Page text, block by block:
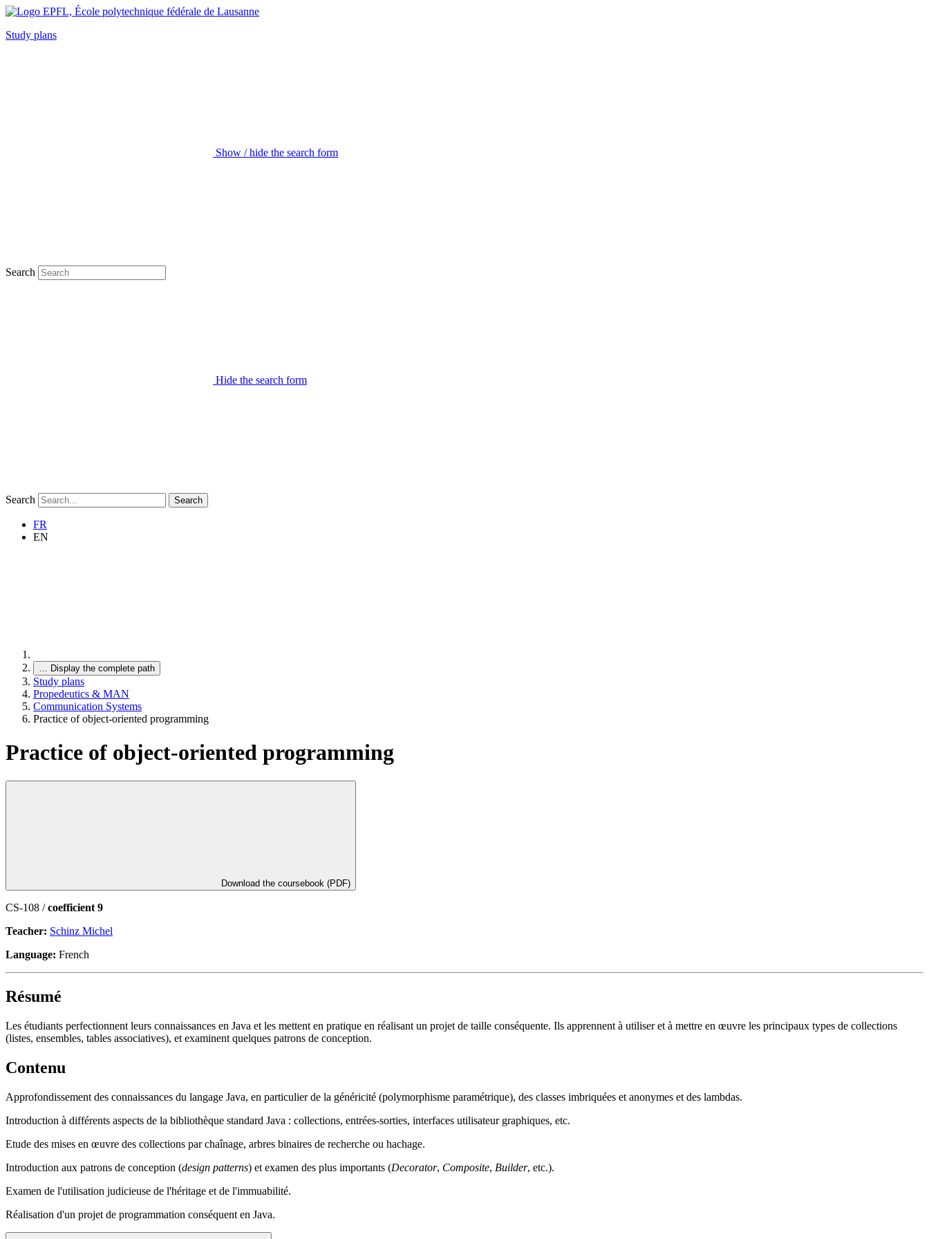
Study plans
Show / hide the search form
Search
Hide the search form
Search Search
FR
EN
… Display the complete path
Study plans
Propedeutics & MAN
Communication Systems
Practice of object-oriented programming
Practice of object-oriented programming
Download the coursebook (PDF)
CS-108 /coefficient 9
Teacher: Schinz Michel
Language: French
Résumé
Les étudiants perfectionnent leurs connaissances en Java et les mettent en pratique en réalisant un projet de taille conséquente. Ils apprennent à utiliser et à mettre en œuvre les principaux types de collections
(listes, ensembles, tables associatives), et examinent quelques patrons de conception.
Contenu
Approfondissement des connaissances du langage Java, en particulier de la généricité (polymorphisme paramétrique), des classes imbriquées et anonymes et des lambdas.
Introduction à différents aspects de la bibliothèque standard Java : collections, entrées-sorties, interfaces utilisateur graphiques, etc.
Etude des mises en œuvre des collections par chaînage, arbres binaires de recherche ou hachage.
Introduction aux patrons de conception (design patterns) et examen des plus importants (Decorator, Composite, Builder, etc.).
Examen de l'utilisation judicieuse de l'héritage et de l'immuabilité.
Réalisation d'un projet de programmation conséquent en Java.